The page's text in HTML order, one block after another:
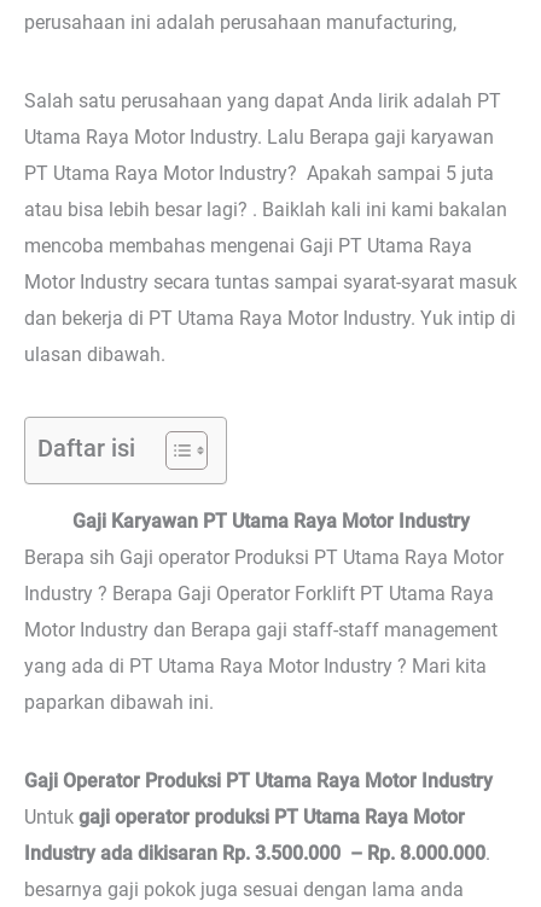
perusahaan ini adalah perusahaan manufacturing,
Salah satu perusahaan yang dapat Anda lirik adalah PT
Utama Raya Motor Industry. Lalu Berapa gaji karyawan
PT Utama Raya Motor Industry? Apakah sampai 5 juta
atau bisa lebih besar lagi? . Baiklah kali ini kami bakalan
mencoba membahas mengenai Gaji PT Utama Raya
Motor Industry secara tuntas sampai syarat-syarat masuk
dan bekerja di PT Utama Raya Motor Industry. Yuk intip di
ulasan dibawah.
Daftar isi
Gaji Karyawan PT Utama Raya Motor Industry
Berapa sih Gaji operator Produksi PT Utama Raya Motor
Industry ? Berapa Gaji Operator Forklift PT Utama Raya
Motor Industry dan Berapa gaji staff-staff management
yang ada di PT Utama Raya Motor Industry ? Mari kita
paparkan dibawah ini.
Gaji Operator Produksi PT Utama Raya Motor Industry
Untuk gaji operator produksi PT Utama Raya Motor
Industry ada dikisaran Rp. 3.500.000 – Rp. 8.000.000.
besarnya gaji pokok juga sesuai dengan lama anda